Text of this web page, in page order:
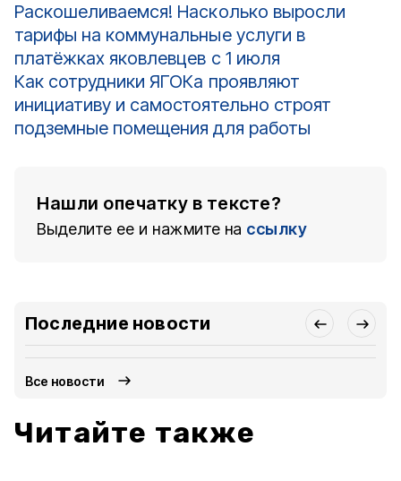
Раскошеливаемся! Насколько выросли
тарифы на коммунальные услуги в
платёжках яковлевцев с 1 июля
Как сотрудники ЯГОКа проявляют
инициативу и самостоятельно строят
подземные помещения для работы
Нашли опечатку в тексте?
Выделите ее и нажмите на ссылку
Последние новости
Все новости
Читайте также